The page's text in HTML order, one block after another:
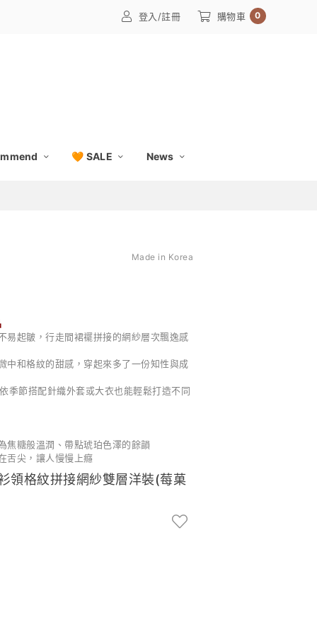
登入/註冊 購物車 0
🧡 SALE News
Made in Korea
易起皺，行走間裙襬拼接的網紗層次飄逸感
中和格紋的甜感，穿起來多了一份知性與成
季節搭配針織外套或大衣也能輕鬆打造不同
焦糖般溫潤、帶點琥珀色澤的餘韻
舌尖，讓人慢慢上癮
領格紋拼接網紗雙層洋裝(莓菓